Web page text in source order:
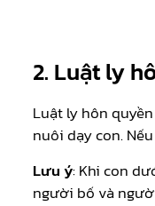
2. Luật ly
Luật ly hôn
nuôi dạy con.
Lưu ý: Khi con
người bố và